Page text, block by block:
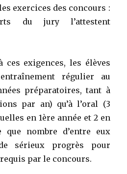
exercices des concours :
du jury l’attestent
ces exigences, les élèves
régulier au
préparatoires, tant à
par an) qu’à l’oral (3
en 1ère année et 2 en
que nombre d’entre eux
sérieux progrès pour
par le concours.